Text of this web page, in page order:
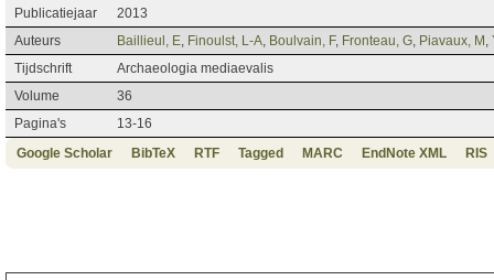
Publicatiejaar
2013
Auteurs
Baillieul, E Finoulst, L-A Boulvain, F, Fronteau, G Piavaux, M
Tijdschrift
Archaeologia mediaevalis
Volume
36
Pagina's
13-16
Google Scholar
BibTeX RTF Tagged MARC EndNote XML RIS